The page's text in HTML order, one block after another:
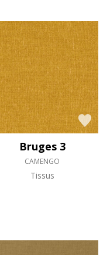
Bruges 3
CAMENGO
Tissus